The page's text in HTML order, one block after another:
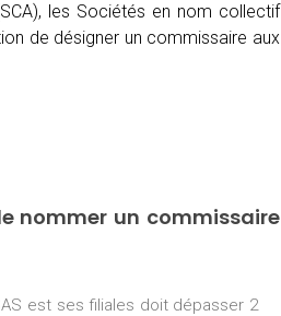
les Sociétés en nom collectif
de désigner un commissaire aux
nommer un commissaire
est ses filiales doit dépasser 2